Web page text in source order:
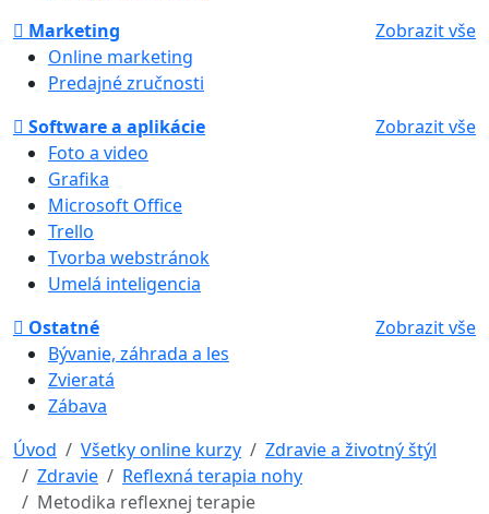
Marketing
Zobrazit vše
Online marketing
Predajné zručnosti
Software a aplikácie
Zobrazit vše
Foto a video
Grafika
Microsoft Office
Trello
Tvorba webstránok
Umelá inteligencia
Ostatné
Zobrazit vše
Bývanie, záhrada a les
Zvieratá
Zábava
Úvod
Všetky online kurzy
Zdravie a životný štýl
Zdravie
Reflexná terapia nohy
Metodika reflexnej terapie